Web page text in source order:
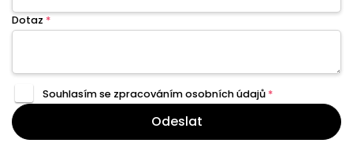
Dotaz *
Souhlasím se zpracovánímosobních údajů *
Odeslat